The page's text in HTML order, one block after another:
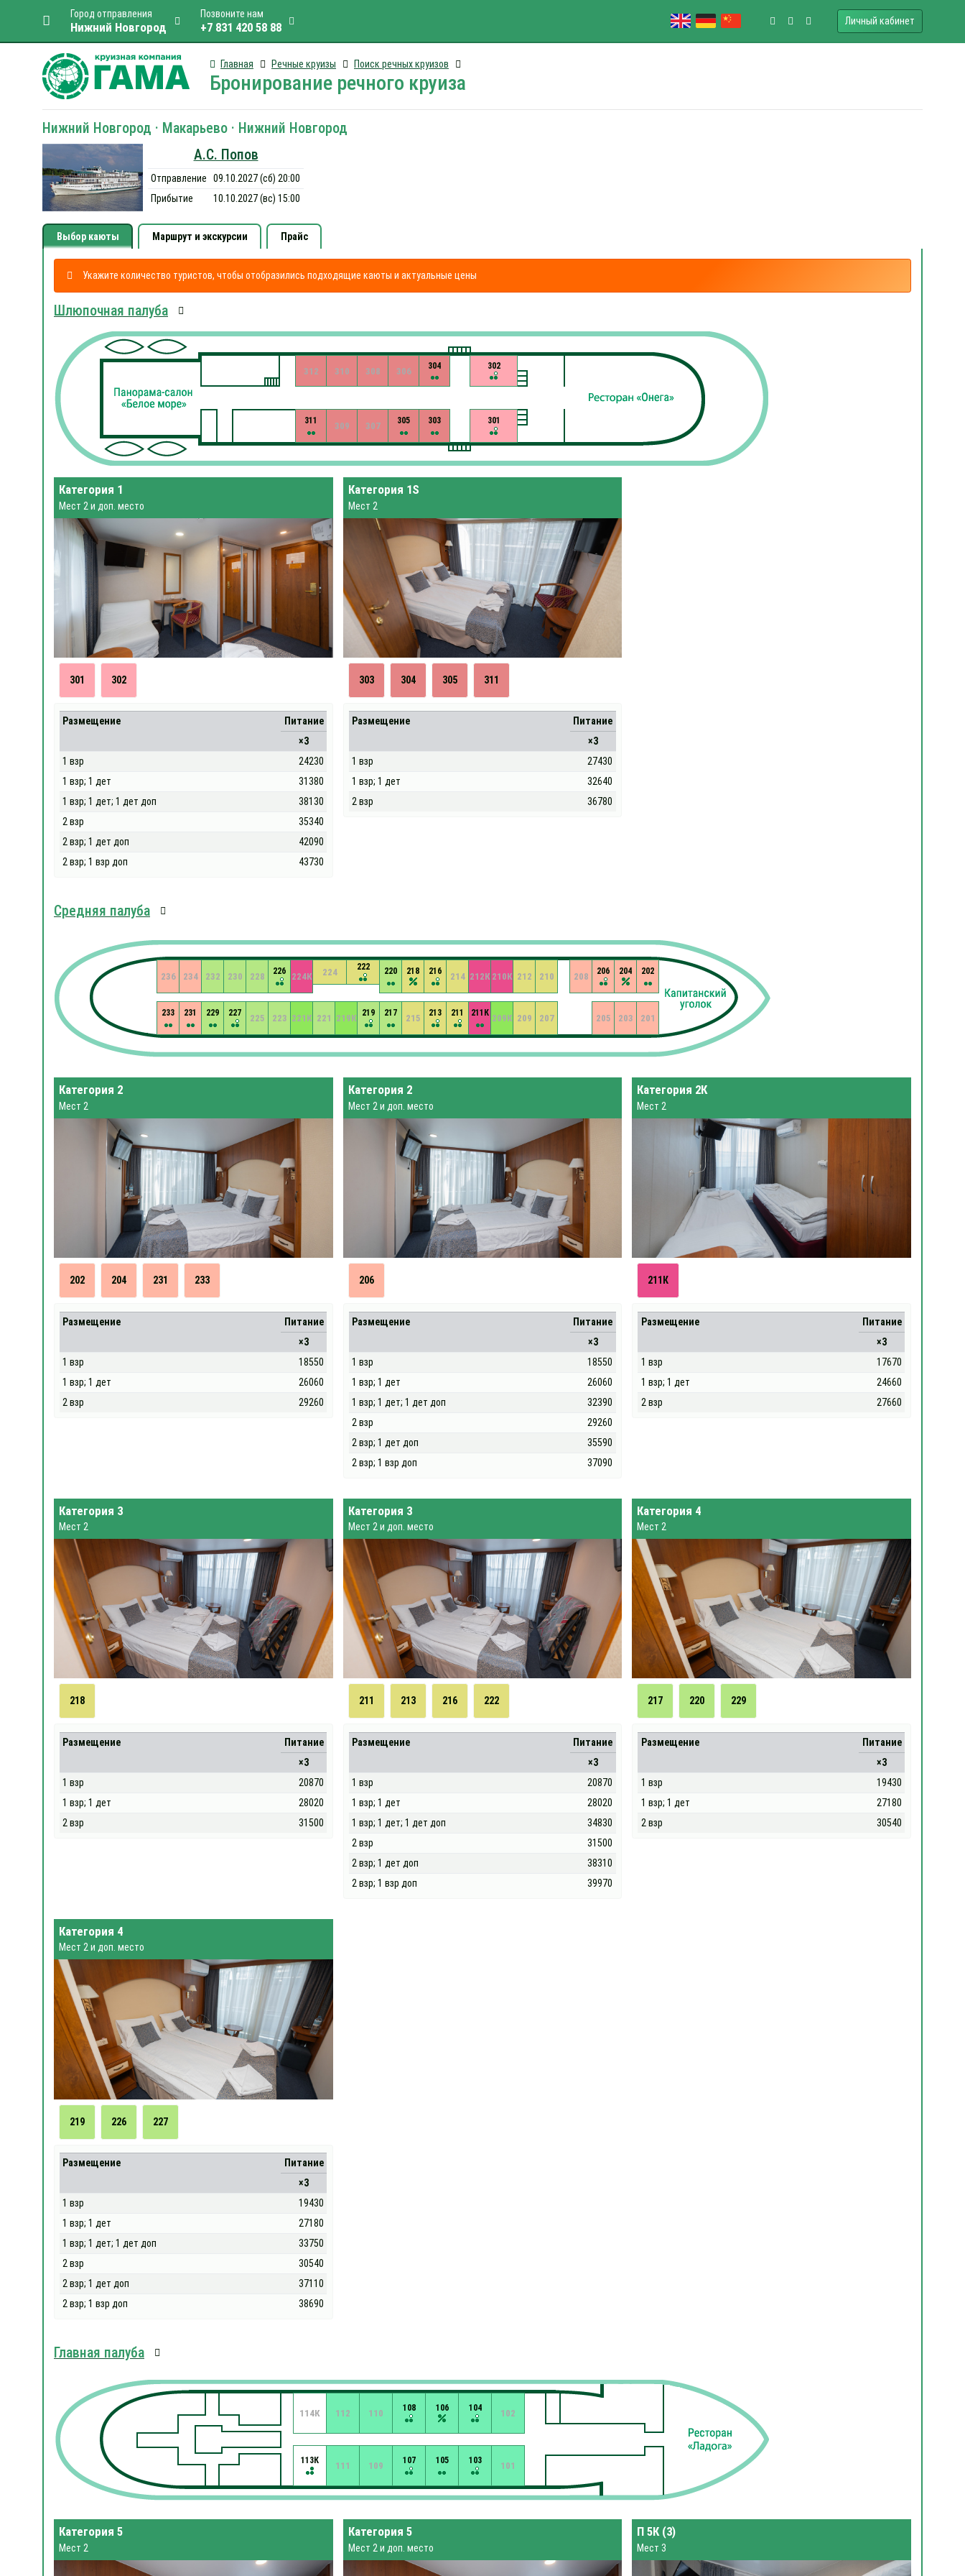
Город отправления
Нижний Новгород
Позвоните нам
+7 831 420 58 88 Личный кабинет
Главная Речные круизы Поиск речных круизов
Бронирование речного круиза
Нижний Новгород · Макарьево · Нижний Новгород
А.С. Попов
Отправление
09.10.2027 (сб) 20:00
Прибытие
10.10.2027 (вс) 15:00
Выбор каюты Маршрут и экскурсии Прайс
Укажите количество туристов, чтобы отобразились подходящие каюты и актуальные цены
Шлюпочная палуба
301
302
303
304
305
306
307
308
309
310
311
312
Категория 1
Мест 2 и доп. место
301 302
Размещение
Питание
×3
1 взр
24230
1 взр; 1 дет
31380
1 взр; 1 дет; 1 дет доп
38130
2 взр
35340
2 взр; 1 дет доп
42090
2 взр; 1 взр доп
43730
Категория 1S
Мест 2
303 304 305 311
Размещение
Питание
×3
1 взр
27430
1 взр; 1 дет
32640
2 взр
36780
Средняя палуба
201
202
203
204
205
206
207
208
209
209К
210
210К
211 211К
212
212К
213
214
215
216
217
218
219
219К
220
221
221К
222
223
224
224К
225
226
227
228
229
230
231
232
233
234
236
Категория 2
Мест 2
202 204 231 233
Размещение
Питание
×3
1 взр
18550
1 взр; 1 дет
26060
2 взр
29260
Категория 2
Мест 2 и доп. место
206
Размещение
Питание
×3
1 взр
18550
1 взр; 1 дет
26060
1 взр; 1 дет; 1 дет доп
32390
2 взр
29260
2 взр; 1 дет доп
35590
2 взр; 1 взр доп
37090
Категория 2К
Мест 2
211К
Размещение
Питание
×3
1 взр
17670
1 взр; 1 дет
24660
2 взр
27660
Категория 3
Мест 2
218
Размещение
Питание
×3
1 взр
20870
1 взр; 1 дет
28020
2 взр
31500
Категория 3
Мест 2 и доп. место
211 213 216 222
Размещение
Питание
×3
1 взр
20870
1 взр; 1 дет
28020
1 взр; 1 дет; 1 дет доп
34830
2 взр
31500
2 взр; 1 дет доп
38310
2 взр; 1 взр доп
39970
Категория 4
Мест 2
217 220 229
Размещение
Питание
×3
1 взр
19430
1 взр; 1 дет
27180
2 взр
30540
Категория 4
Мест 2 и доп. место
219 226 227
Размещение
Питание
×3
1 взр
19430
1 взр; 1 дет
27180
1 взр; 1 дет; 1 дет доп
33750
2 взр
30540
2 взр; 1 дет доп
37110
2 взр; 1 взр доп
38690
Главная палуба
101
102
103
104
105
106
107
108
109
110
111
112
113К
114К
Категория 5
Мест 2
Категория 5
Мест 2 и доп. место
П 5К (3)
Мест 3